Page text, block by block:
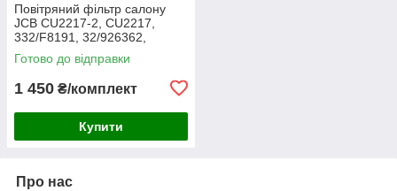
Повітряний фільтр салону
JCB CU2217-2, CU2217,
332/F8191, 32/926362,
30/926362, AA2983, CA-
43030, SC60055, SKL46354,
Готово до відправки
1 450 ₴/комплект
Купити
Про нас